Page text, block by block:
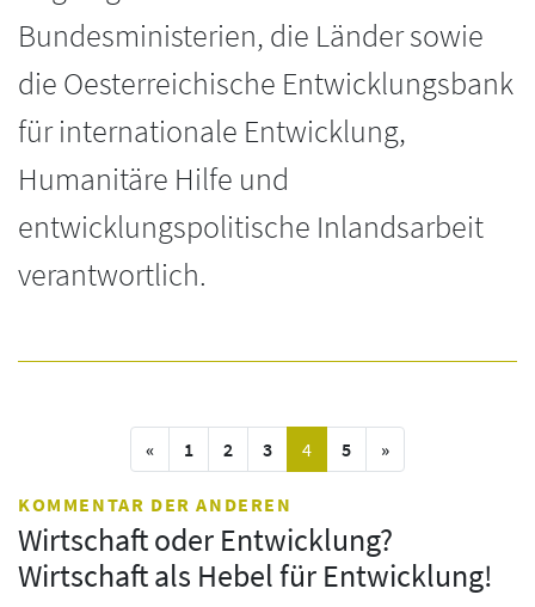
Bundesministerien, die Länder sowie
die Oesterreichische Entwicklungsbank
für internationale Entwicklung,
Humanitäre Hilfe und
entwicklungspolitische Inlandsarbeit
verantwortlich.
«vorige Seite
1 2 3 4(current)
5 »nächste Seite
KOMMENTAR DER ANDEREN
Wirtschaft oder Entwicklung?
Wirtschaft als Hebel für Entwicklung!